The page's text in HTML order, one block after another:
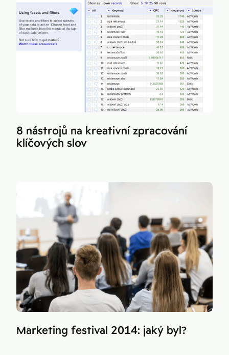
8 nástrojů na kreativní zpracování
klíčových slov
Marketing festival 2014: jaký byl?